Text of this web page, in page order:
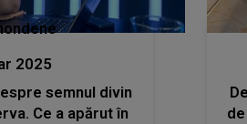
2025
semnul divin
Ce a apărut în